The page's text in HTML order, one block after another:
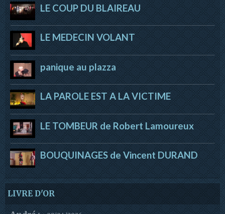
LE COUP DU BLAIREAU
LE MEDECIN VOLANT
panique au plazza
LA PAROLE EST A LA VICTIME
LE TOMBEUR de Robert Lamoureux
BOUQUINAGES de Vincent DURAND
LIVRE D'OR